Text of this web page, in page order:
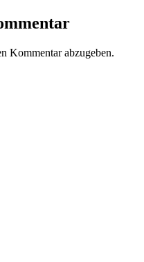
Kommentar abzugeben.